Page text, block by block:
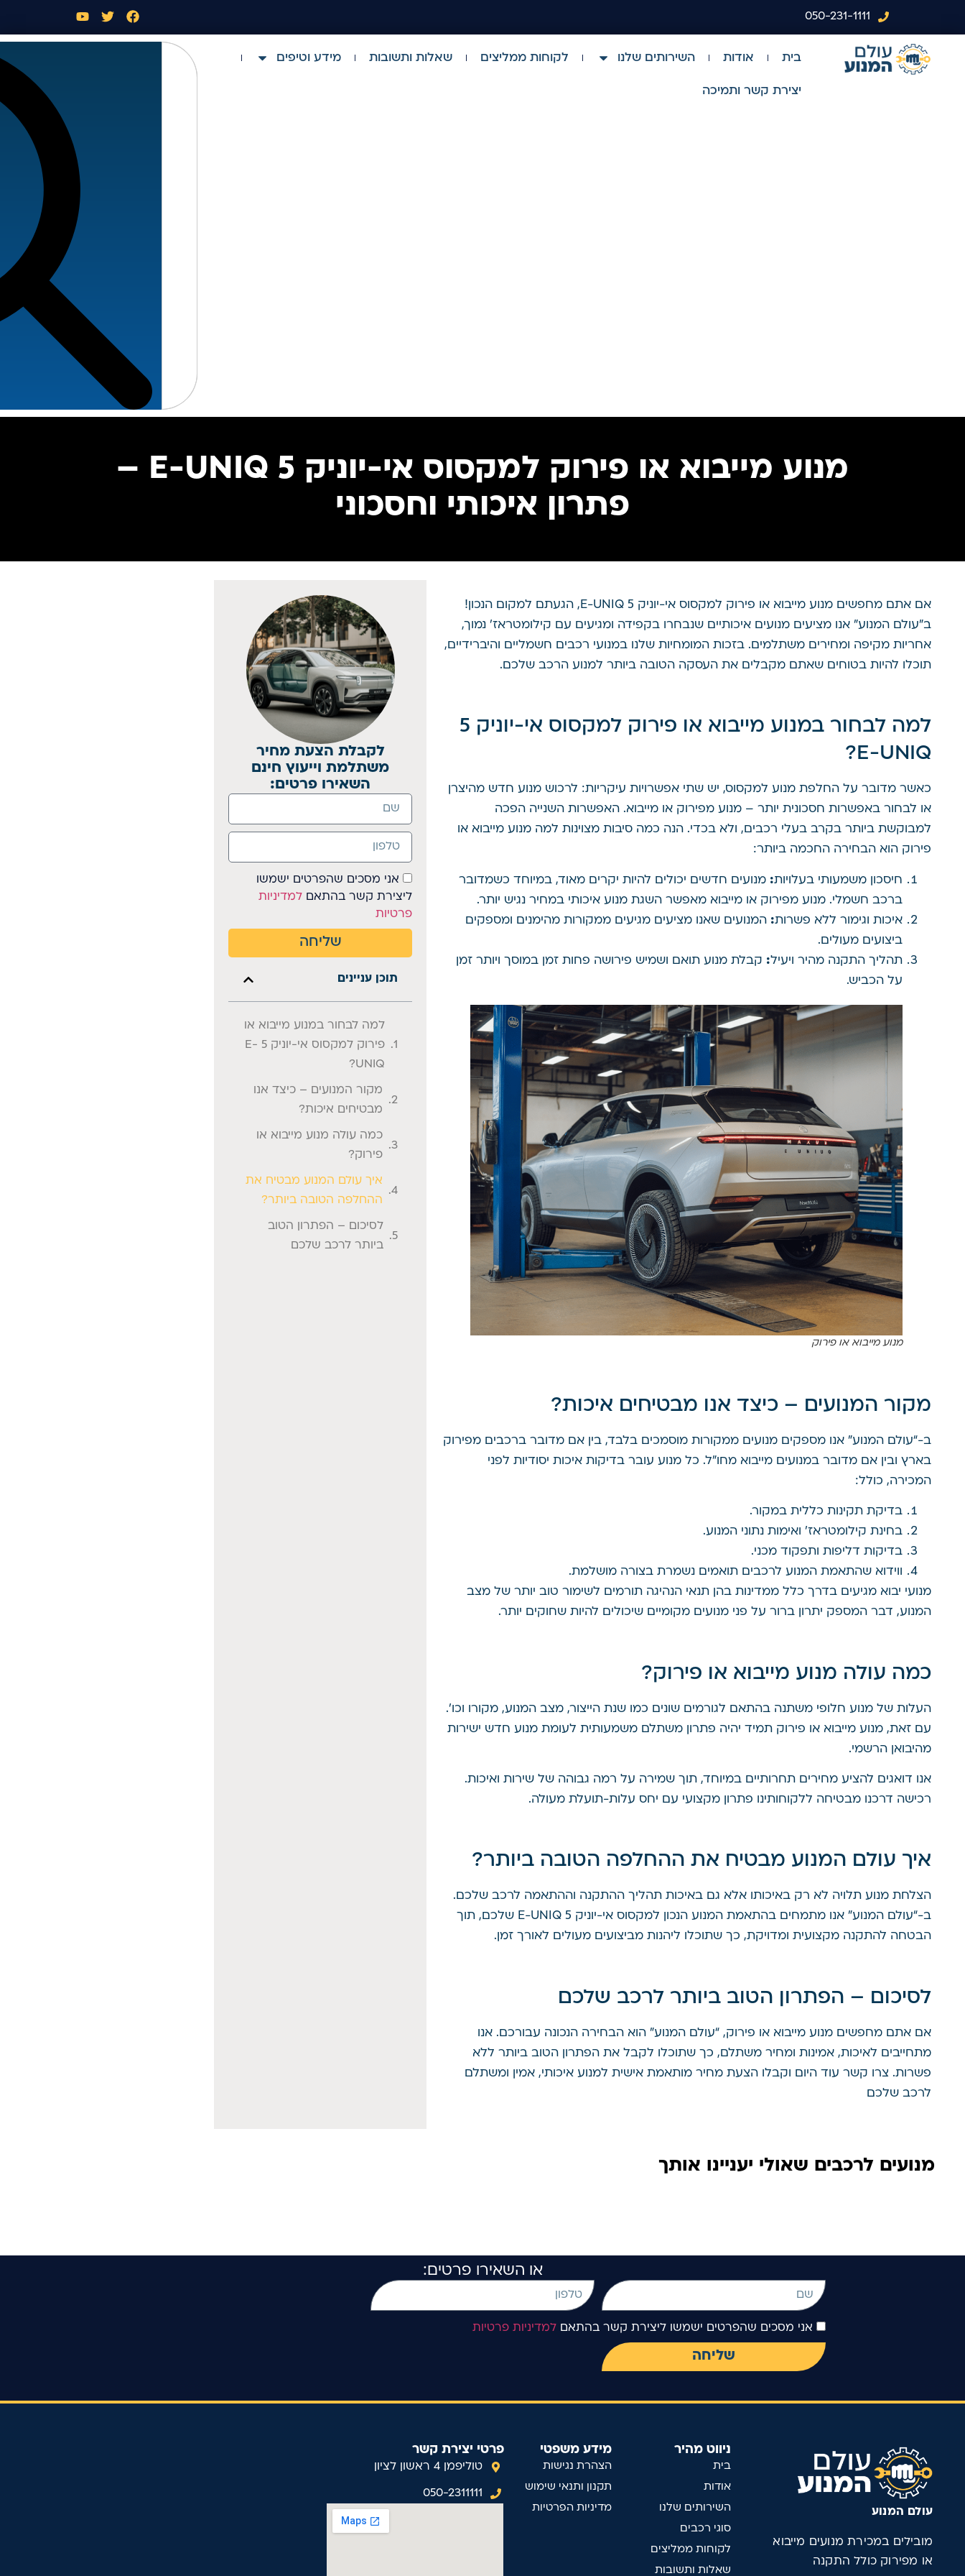
050-231-1111
בית אודות השירותים שלנו לקוחות ממליצים שאלות ותשובות מידע וטיפים
יצירת קשר ותמיכה
מנוע מייבוא או פירוק למקסוס אי-יוניק 5 E-UNIQ –
פתרון איכותי וחסכוני
אם אתם מחפשים מנוע מייבוא או פירוק למקסוס אי-יוניק 5 E-UNIQ, הגעתם למקום הנכון!
ב”עולם המנוע” אנו מציעים מנועים איכותיים שנבחרו בקפידה ומגיעים עם קילומטראז’ נמוך,
אחריות מקיפה ומחירים משתלמים. בזכות המומחיות שלנו במנועי רכבים חשמליים והיברידיים,
תוכלו להיות בטוחים שאתם מקבלים את העסקה הטובה ביותר למנוע הרכב שלכם.
למה לבחור במנוע מייבוא או פירוק למקסוס אי-יוניק 5
E-UNIQ?
כאשר מדובר על החלפת מנוע למקסוס, יש שתי אפשרויות עיקריות: לרכוש מנוע חדש מהיצרן
או לבחור באפשרות חסכונית יותר – מנוע מפירוק או מייבוא. האפשרות השנייה הפכה
למבוקשת ביותר בקרב בעלי רכבים, ולא בכדי. הנה כמה סיבות מצוינות למה מנוע מייבוא או
פירוק הוא הבחירה החכמה ביותר:
חיסכון משמעותי בעלויות: מנועים חדשים יכולים להיות יקרים מאוד, במיוחד כשמדובר
ברכב חשמלי. מנוע מפירוק או מייבוא מאפשר השגת מנוע איכותי במחיר נגיש יותר.
איכות וגימור ללא פשרות: המנועים שאנו מציעים מגיעים ממקורות מהימנים ומספקים
ביצועים מעולים.
תהליך התקנה מהיר ויעיל: קבלת מנוע תואם ושמיש פירושה פחות זמן במוסך ויותר זמן
על הכביש.
מנוע מייבוא או פירוק
מקור המנועים – כיצד אנו מבטיחים איכות?
ב-“עולם המנוע” אנו מספקים מנועים ממקורות מוסמכים בלבד, בין אם מדובר ברכבים מפירוק
בארץ ובין אם מדובר במנועים מייבוא מחו”ל. כל מנוע עובר בדיקות איכות יסודיות לפני
המכירה, כולל:
בדיקת תקינות כללית במקור.
בחינת קילומטראז’ ואימות נתוני המנוע.
בדיקות דליפות ותפקוד מכני.
ווידוא שהתאמת המנוע לרכבים תואמים נשמרת בצורה מושלמת.
מנועי יבוא מגיעים בדרך כלל ממדינות בהן תנאי הנהיגה תורמים לשימור טוב יותר של מצב
המנוע, דבר המספק יתרון ברור על פני מנועים מקומיים שיכולים להיות שחוקים יותר.
כמה עולה מנוע מייבוא או פירוק?
העלות של מנוע חלופי משתנה בהתאם לגורמים שונים כמו שנת הייצור, מצב המנוע, מקורו וכו’.
עם זאת, מנוע מייבוא או פירוק תמיד יהיה פתרון משתלם משמעותית לעומת מנוע חדש ישירות
מהיבואן הרשמי.
אנו דואגים להציע מחירים תחרותיים במיוחד, תוך שמירה על רמה גבוהה של שירות ואיכות.
רכישה דרכנו מבטיחה ללקוחותינו פתרון מקצועי עם יחס עלות-תועלת מעולה.
איך עולם המנוע מבטיח את ההחלפה הטובה ביותר?
הצלחת מנוע תלויה לא רק באיכותו אלא גם באיכות תהליך ההתקנה וההתאמה לרכב שלכם.
ב-“עולם המנוע” אנו מתמחים בהתאמת המנוע הנכון למקסוס אי-יוניק 5 E-UNIQ שלכם, תוך
הבטחה להתקנה מקצועית ומדויקת, כך שתוכלו ליהנות מביצועים מעולים לאורך זמן.
לסיכום – הפתרון הטוב ביותר לרכב שלכם
אם אתם מחפשים מנוע מייבוא או פירוק, “עולם המנוע” הוא הבחירה הנכונה עבורכם. אנו
מתחייבים לאיכות, אמינות ומחיר משתלם, כך שתוכלו לקבל את הפתרון הטוב ביותר ללא
פשרות. צרו קשר עוד היום וקבלו הצעת מחיר מותאמת אישית למנוע איכותי, אמין ומשתלם
לרכב שלכם
לקבלת הצעת מחיר
משתלמת וייעוץ חינם
השאירו פרטים:
אני מסכים שהפרטים ישמשו
ליצירת קשר בהתאםלמדיניות
פרטיות
שליחה
תוכן עניינים
למה לבחור במנוע מייבוא או
פירוק למקסוס אי-יוניק 5 E-
UNIQ?
מקור המנועים – כיצד אנו
מבטיחים איכות?
כמה עולה מנוע מייבוא או
פירוק?
איך עולם המנוע מבטיח את
ההחלפה הטובה ביותר?
לסיכום – הפתרון הטוב
ביותר לרכב שלכם
מנועים לרכבים שאולי יעניינו אותך
או השאירו פרטים:
אני מסכים שהפרטים ישמשו ליצירת קשר בהתאםלמדיניות פרטיות
שליחה
עולם המנוע
מובילים במכירת מנועים מייבוא
או מפירוק כולל התקנה
ניווט מהיר
בית
אודות
השירותים שלנו
סוגי רכבים
לקוחות ממליצים
שאלות ותשובות
מידע משפטי
הצהרת נגישות
תקנון ותנאי שימוש
מדיניות הפרטיות
פרטי יצירת קשר
טוליפמן 4 ראשון לציון
050-2311111